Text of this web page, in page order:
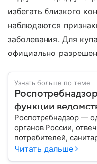
избегать близкого
наблюдаются
заболевания. Для
официально
Узнать больше по теме
функции
Роспотребнадзор —
органов России,
потребителей,
благополучие
Читать дальше